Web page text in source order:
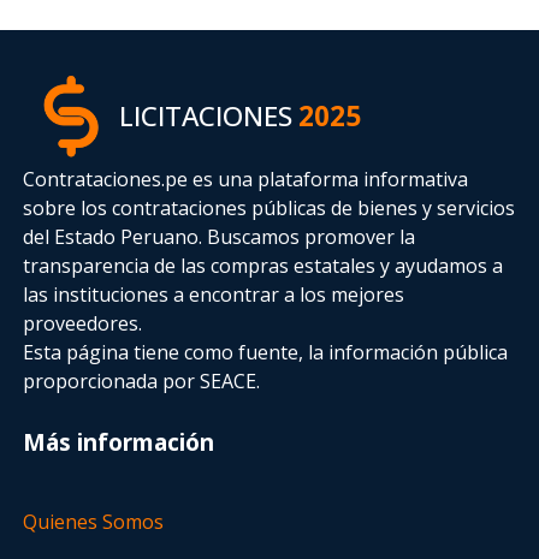
LICITACIONES2025
Contrataciones.pe es una plataforma informativa
sobre los contrataciones públicas de bienes y servicios
del Estado Peruano. Buscamos promover la
transparencia de las compras estatalesy ayudamos a
las instituciones a encontrar a los mejores
proveedores.
Esta página tiene como fuente, la información pública
proporcionada por SEACE.
Más información
Quienes Somos